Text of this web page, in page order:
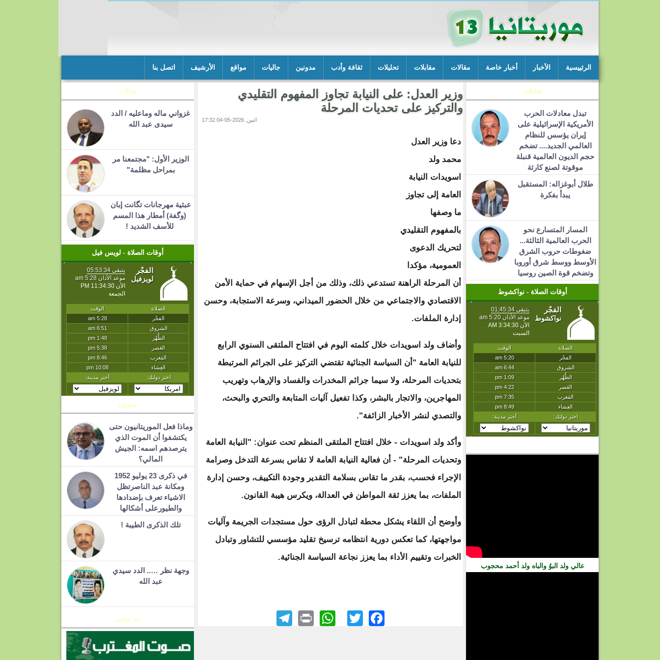
الرئييسية الأخبار أخبار خاصة مقالات مقابلات تحليلات ثقافة وأدب مدونين جاليات مواقع الأرشيف اتصل بنا
تحليلات
تبدل معادلات الحرب
الأمريكية الإسرائيلية على
إيران يؤسس للنظام
العالمي الجديد.... تضخم
حجم الديون العالمية قنبلة
موقوتة لصنع كارثة
طلال أبوغزاله: المستقبل
يبدأ بفكرة
المسار المتسارع نحو
الحرب العالمية الثالثة...
ضغوطات حروب الشرق
الأوسط ووسط شرق أوروبا
وتضخم قوة الصين روسيا
أوقات الصلاة - نواكشوط
عالي ولد البوُ والباه ولد أحمد محجوب
وزير العدل: على النيابة تجاوز المفهوم التقليدي
والتركيز على تحديات المرحلة
اثنين, 2026-05-04 17:32
دعا وزير العدل
محمد ولد
اسويدات النيابة
العامة إلى تجاوز
ما وصفها
بالمفهوم التقليدي
لتحريك الدعوى
العمومية، مؤكدا
أن المرحلة الراهنة تستدعي ذلك، وذلك من أجل الإسهام في حماية الأمن
الاقتصادي والاجتماعي من خلال الحضور الميداني، وسرعة الاستجابة، وحسن
إدارة الملفات.
وأضاف ولد اسويدات خلال كلمته اليوم في افتتاح الملتقى السنوي الرابع
للنيابة العامة "أن السياسة الجنائية تقتضي التركيز على الجرائم المرتبطة
بتحديات المرحلة، ولا سيما جرائم المخدرات والفساد والإرهاب وتهريب
المهاجرين، والاتجار بالبشر، وكذا تفعيل آليات المتابعة والتحري والبحث،
والتصدي لنشر الأخبار الزائفة".
وأكد ولد اسويدات - خلال افتتاح الملتقى المنظم تحت عنوان: "النيابة العامة
وتحديات المرحلة" - أن فعالية النيابة العامة لا تقاس بسرعة التدخل وصرامة
الإجراء فحسب، بقدر ما تقاس بسلامة التقدير وجودة التكييف، وحسن إدارة
الملفات، بما يعزز ثقة المواطن في العدالة، ويكرس هيبة القانون.
وأوضح أن اللقاء يشكل محطة لتبادل الرؤى حول مستجدات الجريمة وآليات
مواجهتها، كما تعكس دورية انتظامه ترسيخ تقليد مؤسسي للتشاور وتبادل
الخبرات وتقييم الأداء بما يعزز نجاعة السياسة الجنائية.
Facebook
Twitter
WhatsApp
Print
مقالات
غزواني ماله وماعليه / الدد
سيدى عبد الله
الوزير الأول: "مجتمعنا مر
بمراحل مظلمة"
عبثية مهرجانات تگانت إبان
(وگفة) أمطار هذا المسم
للأسف الشديد !
أوقات الصلاة - لويس فيل
مدونين
وماذا فعل الموريتانيون حتى
يكتشفوا أن الموت الذي
يترصدهم اسمه: الجيش
المالي؟
في ذكرى 23 يوليو 1952
ومكانة عبد الناصرتظل
الاشياء تعرف بإضدادها
والطيورعلى أشكالها
تلك الذكرى الطيبة !
وجهة نظر ….. الدد سيدي
عبد الله
بث مباشر